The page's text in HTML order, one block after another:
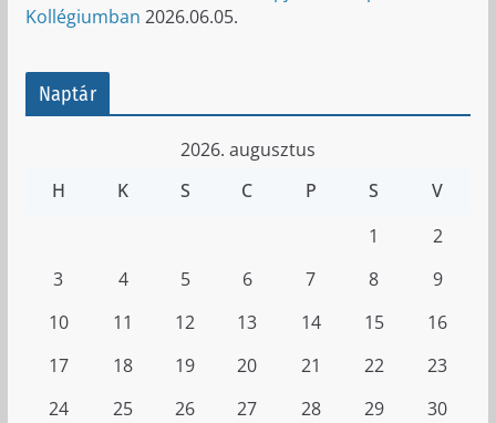
Kollégiumban 2026.06.05.
Naptár
2026. augusztus
H
K S C P S V
1
2
3
4 5 6 7 8
9
10
11 12 13 14 15
16
17
18 19 20 21 22
23
24
25 26 27 28 29
30